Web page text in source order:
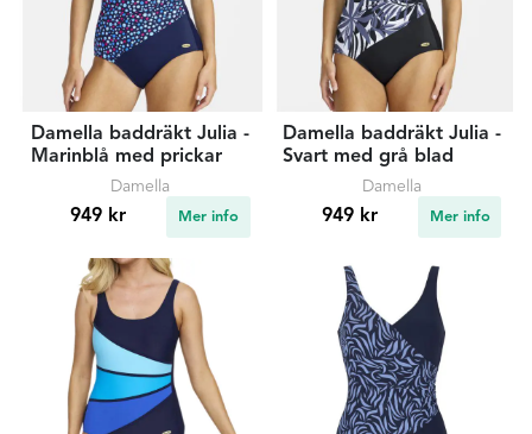
Damella baddräkt Julia -
Marinblå med prickar
Damella
949 kr Mer info
Damella baddräkt Julia -
Svart med grå blad
Damella
949 kr Mer info